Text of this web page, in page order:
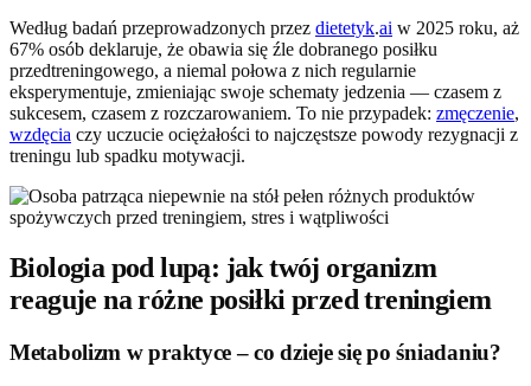
Według badań przeprowadzonych przez dietetyk.ai w 2025 roku, aż
67% osób deklaruje, że obawia się źle dobranego posiłku
przedtreningowego, a niemal połowa z nich regularnie
eksperymentuje, zmieniając swoje schematy jedzenia — czasem z
sukcesem, czasem z rozczarowaniem. To nie przypadek: zmęczenie,
wzdęcia czy uczucie ociężałości to najczęstsze powody rezygnacji z
treningu lub spadku motywacji.
Biologia pod lupą: jak twój organizm
reaguje na różne posiłki przed treningiem
Metabolizm w praktyce – co dzieje się po śniadaniu?